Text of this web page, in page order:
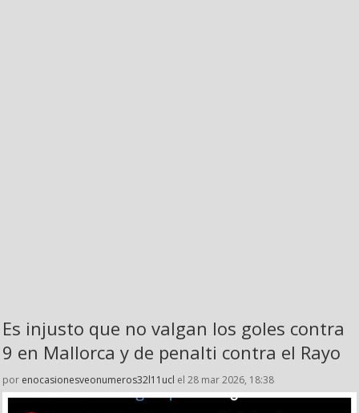
Es injusto que no valgan los goles contra
9 en Mallorca y de penalti contra el Rayo
por enocasionesveonumeros32l11ucl el 28 mar 2026, 18:38